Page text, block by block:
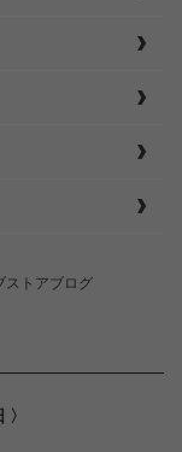
ストアブログ